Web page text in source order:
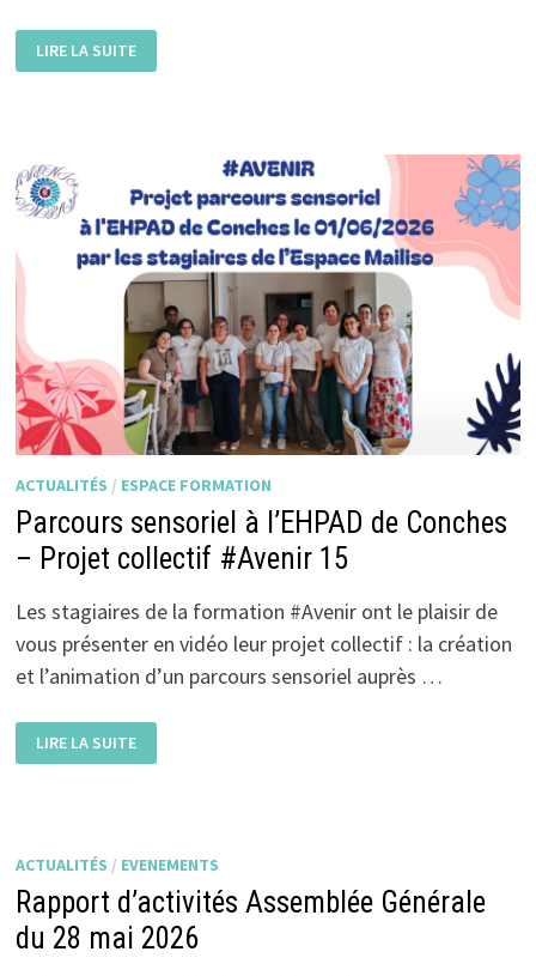
BIEN
ÊTRE
LIRE LA SUITE
ACTUALITÉS / ESPACE FORMATION
Parcours sensoriel à l’EHPAD de Conches
– Projet collectif #Avenir 15
Les stagiaires de la formation #Avenir ont le plaisir de
vous présenter en vidéo leur projet collectif : la création
et l’animation d’un parcours sensoriel auprès …
SENSORIEL
À
COLLECTIF
15
LIRE LA SUITE
ACTUALITÉS / EVENEMENTS
Rapport d’activités Assemblée Générale
du 28 mai 2026